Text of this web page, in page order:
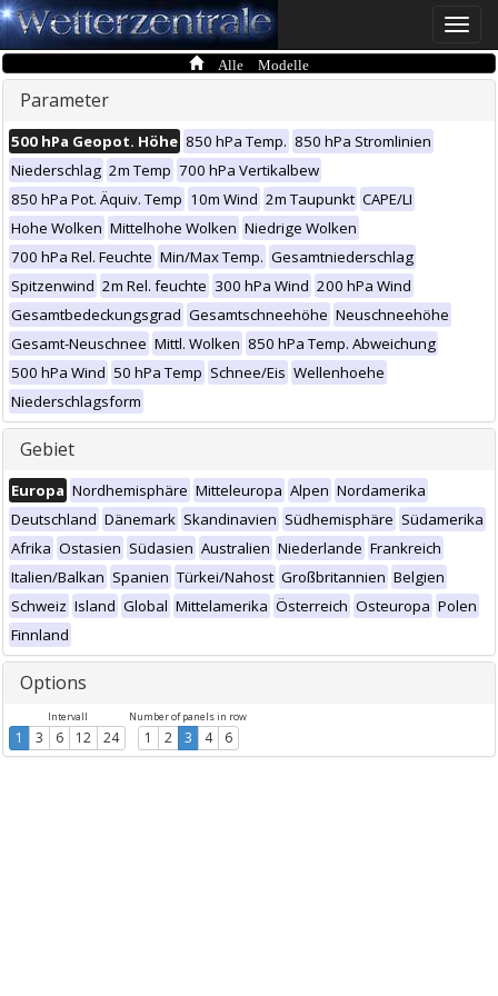
Toggle
Alle Modelle
Parameter
500 hPa Geopot. Höhe 850 hPa Temp. 850 hPa Stromlinien
Niederschlag 2m Temp 700 hPa Vertikalbew
850 hPa Pot. Äquiv. Temp 10m Wind 2m Taupunkt CAPE/LI
Hohe Wolken Mittelhohe Wolken Niedrige Wolken
700 hPa Rel. Feuchte Min/Max Temp. Gesamtniederschlag
Spitzenwind 2m Rel. feuchte 300 hPa Wind 200 hPa Wind
Gesamtbedeckungsgrad Gesamtschneehöhe Neuschneehöhe
Gesamt-Neuschnee Mittl. Wolken 850 hPa Temp. Abweichung
500 hPa Wind 50 hPa Temp Schnee/Eis Wellenhoehe
Niederschlagsform
Gebiet
Europa Nordhemisphäre Mitteleuropa Alpen Nordamerika
Deutschland Dänemark Skandinavien Südhemisphäre Südamerika
Afrika Ostasien Südasien Australien Niederlande Frankreich
Italien/Balkan Spanien Türkei/Nahost Großbritannien Belgien
Schweiz Island Global Mittelamerika Österreich Osteuropa Polen
Finnland
Options
Intervall
1 3 6 12 24
Number of panels in row
1 2 3 4 6